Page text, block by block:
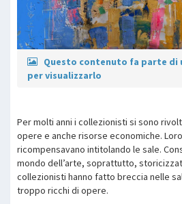
Questo contenuto fa parte di
per visualizzarlo
Per molti anni i collezionisti si sono
opere e anche risorse economiche.
ricompensavano intitolando le sale.
mondo dell’arte, soprattutto,
collezionisti hanno fatto breccia nelle
troppo ricchi di opere.